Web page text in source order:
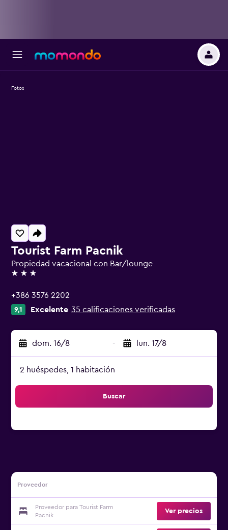
Tourist Farm Pacnik
Propiedad vacacional con Bar/lounge
3 estrellas
+386 3576 2202
9,1 Excelente 35 calificaciones verificadas
dom. 16/8 - lun. 17/8
2 huéspedes, 1 habitación
Buscar
Proveedor
Proveedor para Tourist Farm
Pacnik
Ver precios
Fotos